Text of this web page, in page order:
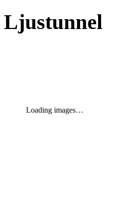
Ljustunnel
Loading images…